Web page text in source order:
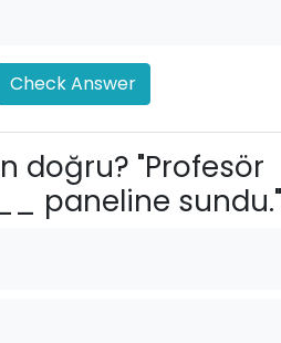
Check Answer
doğru? "Profesör
paneline sundu."